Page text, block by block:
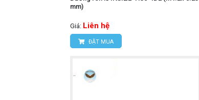
mm)
Giá: Liên hệ
ĐẶT MUA